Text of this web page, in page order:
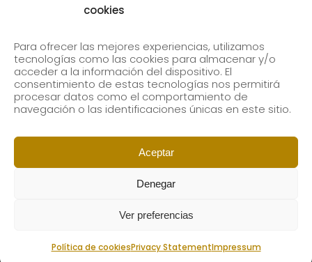
cookies
Para ofrecer las mejores experiencias, utilizamos
tecnologías como las cookies para almacenar y/o
acceder a la información del dispositivo. El
consentimiento de estas tecnologías nos permitirá
procesar datos como el comportamiento de
navegación o las identificaciones únicas en este sitio.
Aceptar
Denegar
Ver preferencias
Política de cookiesPrivacy StatementImpressum
Subscribe to our newsletter to receive our news by
email.